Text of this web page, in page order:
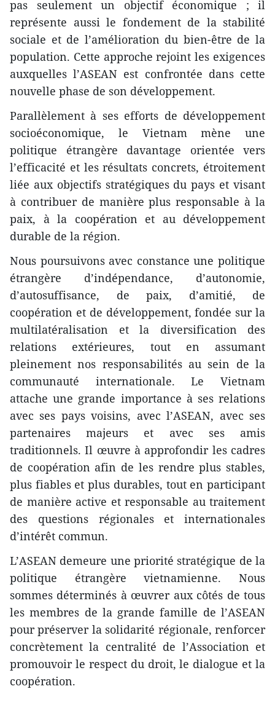
pas seulement un objectif économique ; il
représente aussi le fondement de la stabilité
sociale et de l’amélioration du bien-être de la
population. Cette approche rejoint les exigences
auxquelles l’ASEAN est confrontée dans cette
nouvelle phase de son développement.
Parallèlement à ses efforts de développement
socioéconomique, le Vietnam mène une
politique étrangère davantage orientée vers
l’efficacité et les résultats concrets, étroitement
liée aux objectifs stratégiques du pays et visant
à contribuer de manière plus responsable à la
paix, à la coopération et au développement
durable de la région.
Nous poursuivons avec constance une politique
étrangère d’indépendance, d’autonomie,
d’autosuffisance, de paix, d’amitié, de
coopération et de développement, fondée sur la
multilatéralisation et la diversification des
relations extérieures, tout en assumant
pleinement nos responsabilités au sein de la
communauté internationale. Le Vietnam
attache une grande importance à ses relations
avec ses pays voisins, avec l’ASEAN, avec ses
partenaires majeurs et avec ses amis
traditionnels. Il œuvre à approfondir les cadres
de coopération afin de les rendre plus stables,
plus fiables et plus durables, tout en participant
de manière active et responsable au traitement
des questions régionales et internationales
d’intérêt commun.
L’ASEAN demeure une priorité stratégique de la
politique étrangère vietnamienne. Nous
sommes déterminés à œuvrer aux côtés de tous
les membres de la grande famille de l’ASEAN
pour préserver la solidarité régionale, renforcer
concrètement la centralité de l’Association et
promouvoir le respect du droit, le dialogue et la
coopération.